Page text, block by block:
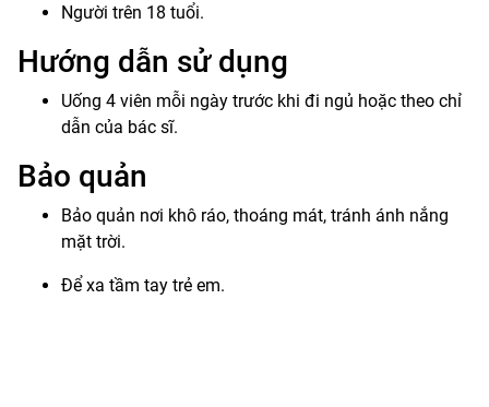
Người trên 18 tuổi.
Hướng dẫn sử dụng
Uống 4 viên mỗi ngày trước khi đi ngủ hoặc theo chỉ
dẫn của bác sĩ.
Bảo quản
Bảo quản nơi khô ráo, thoáng mát, tránh ánh nắng
mặt trời.
Để xa tầm tay trẻ em.